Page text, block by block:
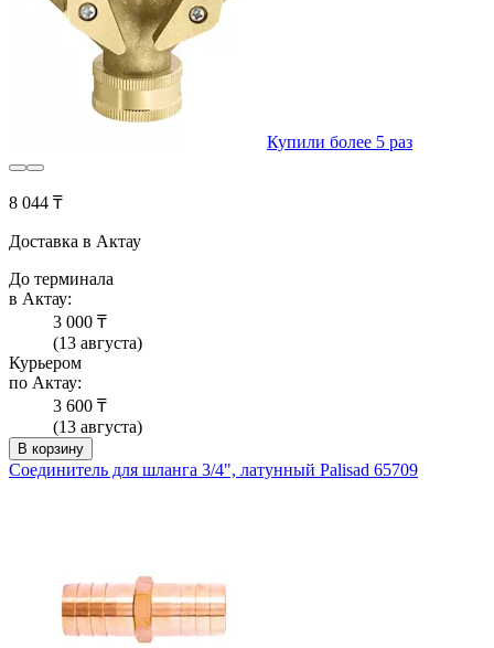
Купили более 5 раз
8 044 ₸
Доставка в Актау
До терминала
в Актау:
3 000 ₸
(13 августа)
Курьером
по Актау:
3 600 ₸
(13 августа)
В корзину
Соединитель для шланга 3/4", латунный Palisad 65709